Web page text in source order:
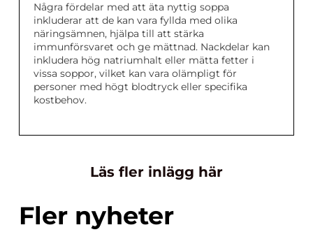
Några fördelar med att äta nyttig soppa
inkluderar att de kan vara fyllda med olika
näringsämnen, hjälpa till att stärka
immunförsvaret och ge mättnad. Nackdelar kan
inkludera hög natriumhalt eller mätta fetter i
vissa soppor, vilket kan vara olämpligt för
personer med högt blodtryck eller specifika
kostbehov.
Läs fler inlägg här
Fler nyheter